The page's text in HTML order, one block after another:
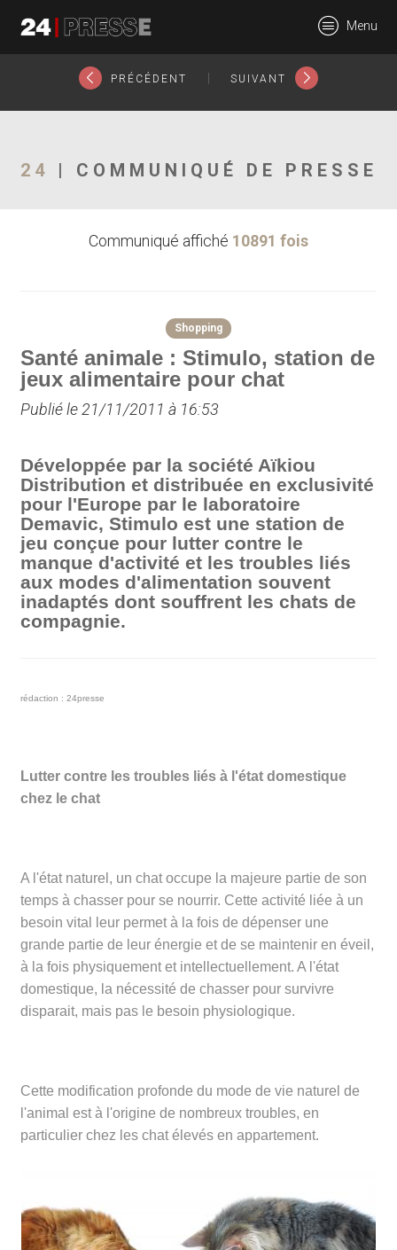
24Presse -
Communiqués de
Menu
PRÉCÉDENT SUIVANT
24 | COMMUNIQUÉ DE PRESSE
Communiqué affiché 10891 fois
Shopping
Santé animale : Stimulo, station de
jeux alimentaire pour chat
Publié le 21/11/2011 à 16:53
Développée par la société Aïkiou
Distribution et distribuée en exclusivité
pour l'Europe par le laboratoire
Demavic, Stimulo est une station de
jeu conçue pour lutter contre le
manque d'activité et les troubles liés
aux modes d'alimentation souvent
inadaptés dont souffrent les chats de
compagnie.
rédaction : 24presse
Lutter contre les troubles liés à l'état domestique
chez le chat
A l'état naturel, un chat occupe la majeure partie de son
temps à chasser pour se nourrir. Cette activité liée à un
besoin vital leur permet à la fois de dépenser une
grande partie de leur énergie et de se maintenir en éveil,
à la fois physiquement et intellectuellement. A l'état
domestique, la nécessité de chasser pour survivre
disparait, mais pas le besoin physiologique.
Cette modification profonde du mode de vie naturel de
l'animal est à l'origine de nombreux troubles, en
particulier chez les chat élevés en appartement.